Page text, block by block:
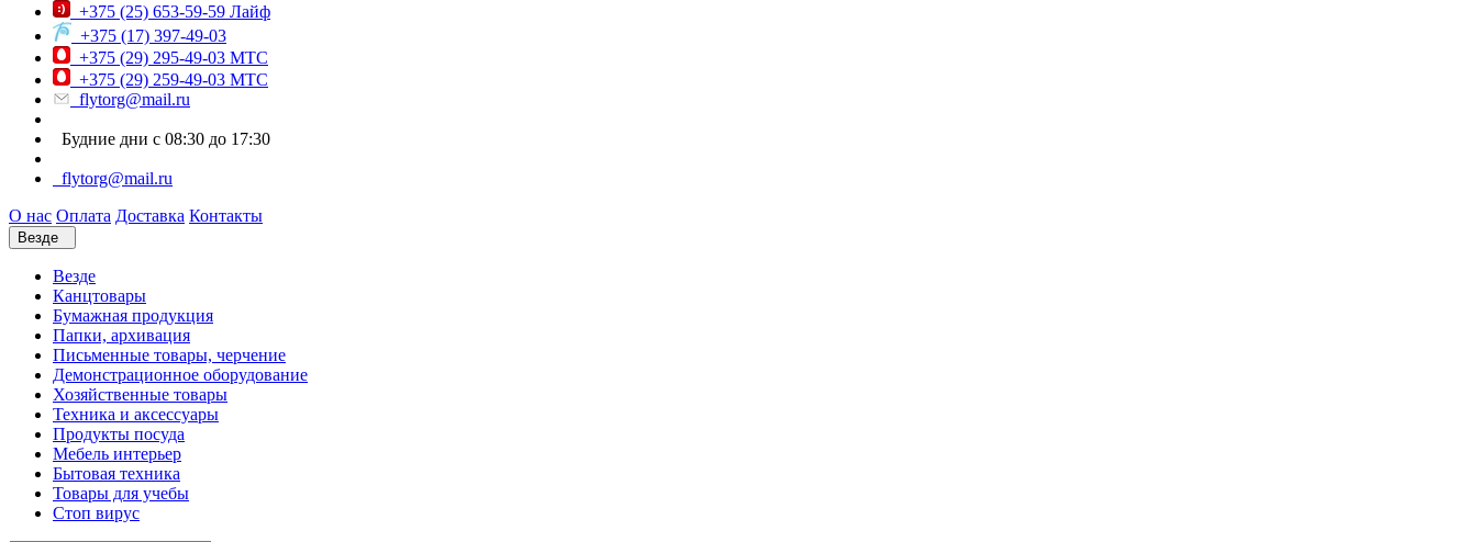
+375 (25) 653-59-59 Лайф
+375 (17) 397-49-03
+375 (29) 295-49-03 МТС
+375 (29) 259-49-03 МТС
flytorg@mail.ru
Будние дни с 08:30 до 17:30
flytorg@mail.ru
О нас Оплата Доставка Контакты
Везде
Везде
Канцтовары
Бумажная продукция
Папки, архивация
Письменные товары, черчение
Демонстрационное оборудование
Хозяйственные товары
Техника и аксессуары
Продукты посуда
Мебель интерьер
Бытовая техника
Товары для учебы
Стоп вирус